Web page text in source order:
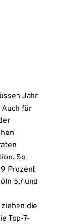
Jahr
Auch für
So
Prozent
5,7 und
die
Top-7-